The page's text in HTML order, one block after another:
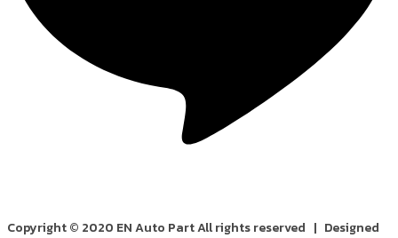
Copyright © 2020 EN Auto Part All rights reserved | Designed